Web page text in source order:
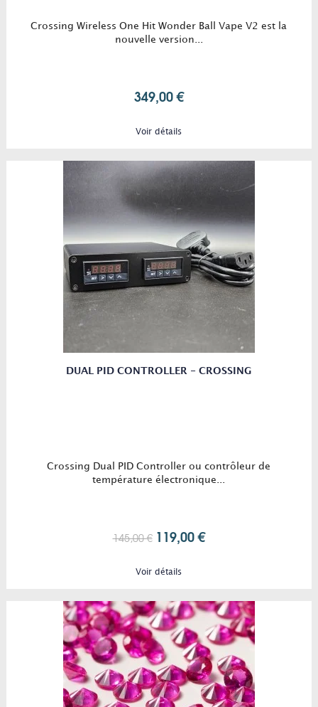
Crossing Wireless One Hit Wonder Ball Vape V2 est la
nouvelle version...
349,00 €
Voir détails
DUAL PID CONTROLLER - CROSSING
Crossing Dual PID Controller ou contrôleur de
température électronique...
145,00 € 119,00 €
Voir détails